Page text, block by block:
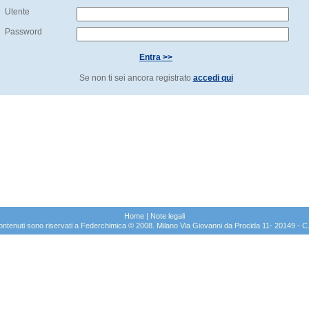
Utente
Password
Entra >>
Se non ti sei ancora registrato accedi qui
Home | Note legali
sono riservati a Federchimica © 2008. Milano Via Giovanni da Procida 11- 20149 -